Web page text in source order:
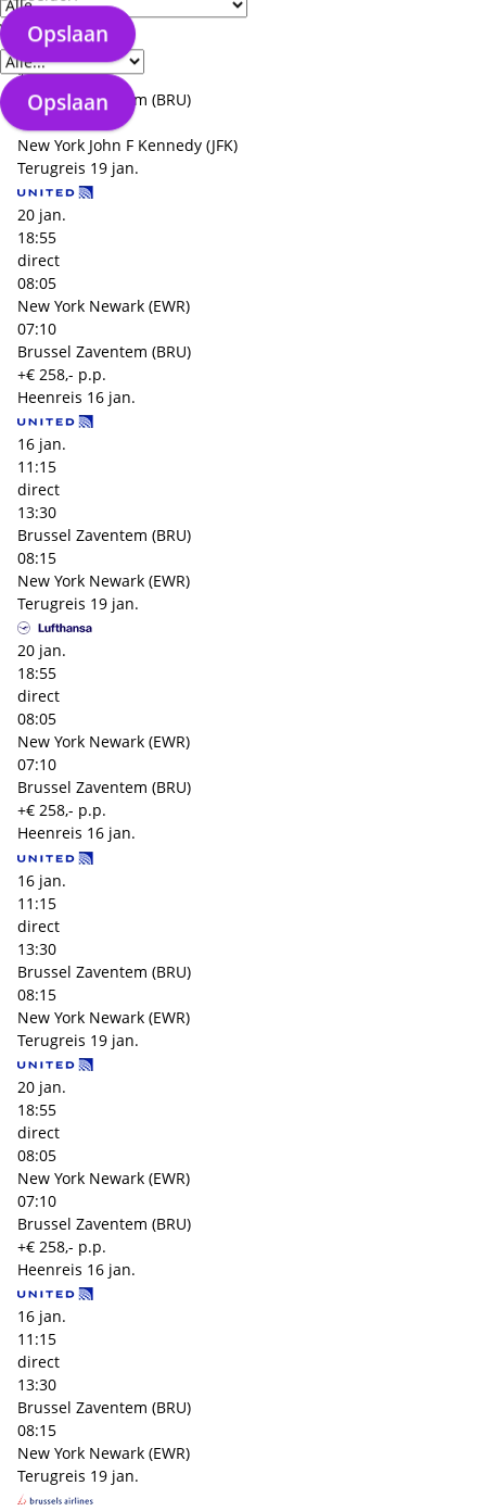
Verzorgingstype
Opslaan
Opslaan
16 jan.
08:25
1 tussenstop
13:35
Brussel Zaventem (BRU)
11:10
New York John F Kennedy (JFK)
Terugreis 19 jan.
20 jan.
18:55
direct
08:05
New York Newark (EWR)
07:10
Brussel Zaventem (BRU)
+€ 258,- p.p.
Heenreis 16 jan.
16 jan.
11:15
direct
13:30
Brussel Zaventem (BRU)
08:15
New York Newark (EWR)
Terugreis 19 jan.
20 jan.
18:55
direct
08:05
New York Newark (EWR)
07:10
Brussel Zaventem (BRU)
+€ 258,- p.p.
Heenreis 16 jan.
16 jan.
11:15
direct
13:30
Brussel Zaventem (BRU)
08:15
New York Newark (EWR)
Terugreis 19 jan.
20 jan.
18:55
direct
08:05
New York Newark (EWR)
07:10
Brussel Zaventem (BRU)
+€ 258,- p.p.
Heenreis 16 jan.
16 jan.
11:15
direct
13:30
Brussel Zaventem (BRU)
08:15
New York Newark (EWR)
Terugreis 19 jan.